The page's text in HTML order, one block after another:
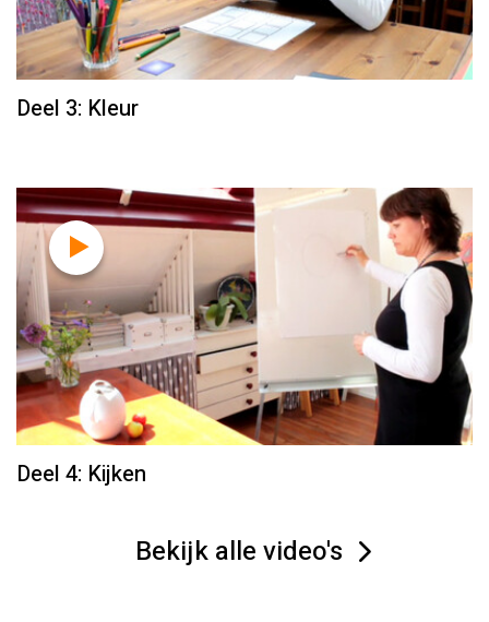
Deel 3: Kleur
Deel 4: Kijken
Bekijk alle video's